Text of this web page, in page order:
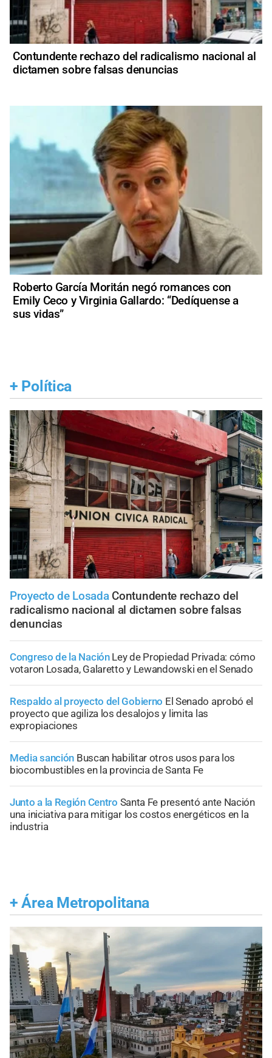
Contundente rechazo del radicalismo nacional al
dictamen sobre falsas denuncias
Roberto García Moritán negó romances con
Emily Ceco y Virginia Gallardo: “Dedíquense a
sus vidas”
+ Política
Proyecto de Losada Contundente rechazo del
radicalismo nacional al dictamen sobre falsas
denuncias
Congreso de la Nación Ley de Propiedad Privada: cómo
votaron Losada, Galaretto y Lewandowski en el Senado
Respaldo al proyecto del Gobierno El Senado aprobó el
proyecto que agiliza los desalojos y limita las
expropiaciones
Media sanción Buscan habilitar otros usos para los
biocombustibles en la provincia de Santa Fe
Junto a la Región Centro Santa Fe presentó ante Nación
una iniciativa para mitigar los costos energéticos en la
industria
+ Área Metropolitana